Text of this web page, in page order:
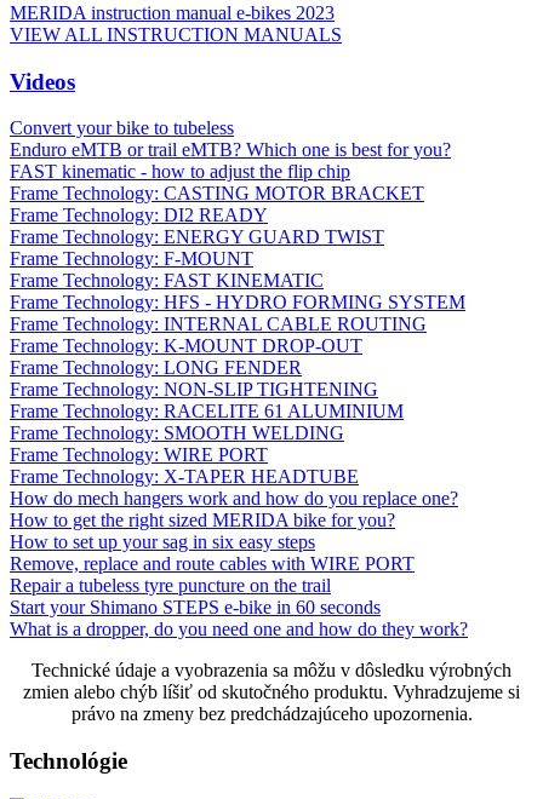
MERIDA instruction manual e-bikes 2023
VIEW ALL INSTRUCTION MANUALS
Videos
Convert your bike to tubeless
Enduro eMTB or trail eMTB? Which one is best for you?
FAST kinematic - how to adjust the flip chip
Frame Technology: CASTING MOTOR BRACKET
Frame Technology: DI2 READY
Frame Technology: ENERGY GUARD TWIST
Frame Technology: F-MOUNT
Frame Technology: FAST KINEMATIC
Frame Technology: HFS - HYDRO FORMING SYSTEM
Frame Technology: INTERNAL CABLE ROUTING
Frame Technology: K-MOUNT DROP-OUT
Frame Technology: LONG FENDER
Frame Technology: NON-SLIP TIGHTENING
Frame Technology: RACELITE 61 ALUMINIUM
Frame Technology: SMOOTH WELDING
Frame Technology: WIRE PORT
Frame Technology: X-TAPER HEADTUBE
How do mech hangers work and how do you replace one?
How to get the right sized MERIDA bike for you?
How to set up your sag in six easy steps
Remove, replace and route cables with WIRE PORT
Repair a tubeless tyre puncture on the trail
Start your Shimano STEPS e-bike in 60 seconds
What is a dropper, do you need one and how do they work?
Technické údaje a vyobrazenia sa môžu v dôsledku výrobných
zmien alebo chýb líšiť od skutočného produktu. Vyhradzujeme si
právo na zmeny bez predchádzajúceho upozornenia.
Technológie